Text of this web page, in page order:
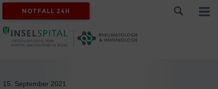
NOTFALL 24H
15. September 2021